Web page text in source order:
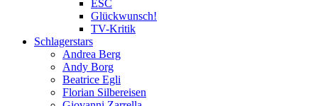
ESC
Glückwunsch!
TV-Kritik
Schlagerstars
Andrea Berg
Andy Borg
Beatrice Egli
Florian Silbereisen